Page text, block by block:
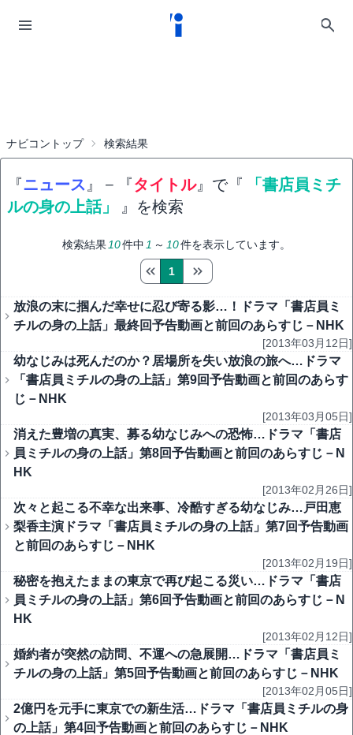
ナビコントップ 検索結果
『ニュース 』 − 『タイトル』で『
「書店員ミチ
ルの身の上話」
』を検索
検索結果 10件中 1 ～ 10件を表示しています。
1
放浪の末に掴んだ幸せに忍び寄る影…！ドラマ「書店員ミ
チルの身の上話」最終回予告動画と前回のあらすじ－NHK
[2013年03月12日]
幼なじみは死んだのか？居場所を失い放浪の旅へ…ドラマ
「書店員ミチルの身の上話」第9回予告動画と前回のあらす
じ－NHK
[2013年03月05日]
消えた豊増の真実、募る幼なじみへの恐怖…ドラマ「書店
員ミチルの身の上話」第8回予告動画と前回のあらすじ－N
HK
[2013年02月26日]
次々と起こる不幸な出来事、冷酷すぎる幼なじみ…戸田恵
梨香主演ドラマ「書店員ミチルの身の上話」第7回予告動画
と前回のあらすじ－NHK
[2013年02月19日]
秘密を抱えたままの東京で再び起こる災い…ドラマ「書店
員ミチルの身の上話」第6回予告動画と前回のあらすじ－N
HK
[2013年02月12日]
婚約者が突然の訪問、不運への急展開…ドラマ「書店員ミ
チルの身の上話」第5回予告動画と前回のあらすじ－NHK
[2013年02月05日]
2億円を元手に東京での新生活…ドラマ「書店員ミチルの身
の上話」第4回予告動画と前回のあらすじ－NHK